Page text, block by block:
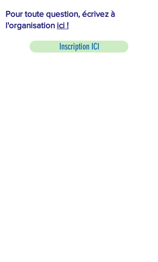
Pour toute question, écrivez à
l'organisation ici !
Inscription ICI